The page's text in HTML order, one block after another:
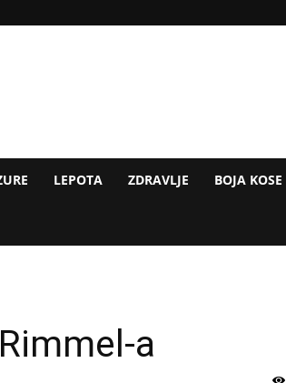
LEPOTA ZDRAVLJE BOJA KOSE
a